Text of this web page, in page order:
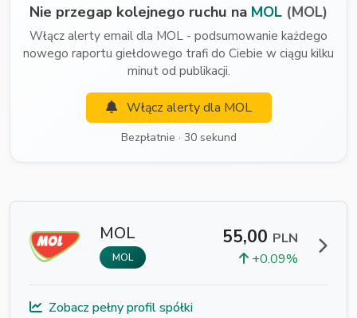
Nie przegap kolejnego ruchu na MOL (MOL)
Włącz alerty email dla MOL - podsumowanie każdego
nowego raportu giełdowego trafi do Ciebie w ciągu kilku
minut od publikacji.
Włącz alerty dla MOL
Bezpłatnie · 30 sekund
MOL
MOL
55,00 PLN
+0.09%
Zobacz pełny profil spółki